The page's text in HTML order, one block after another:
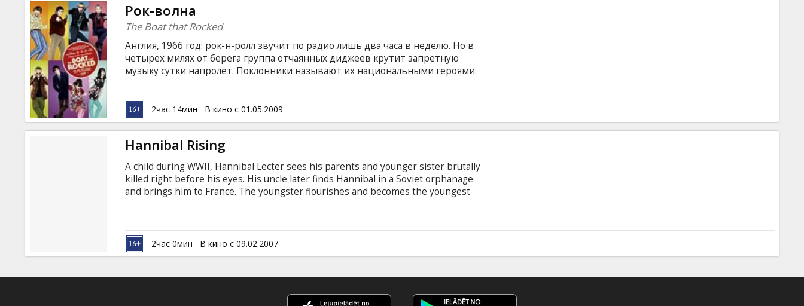
Рок-волна
The Boat that Rocked
Англия, 1966 год: рок-н-ролл звучит по радио лишь два часа в неделю. Но в
четырех милях от берега группа отчаянных диджеев крутит запретную
музыку сутки напролет. Поклонники называют их национальными героями.
врагами: чиновники любыми силами стараются прекратить вещание.
Радиопиратам приходится выбирать: бежать или наплевать на закон и
ждать последствий.
2час 14мин В кино с 01.05.2009
Hannibal Rising
A child during WWII, Hannibal Lecter sees his parents and younger sister brutally
killed right before his eyes. His uncle later finds Hannibal in a Soviet orphanage
and brings him to France. The youngster flourishes and becomes the youngest
Ivan Marevich, Aaron Thomas, Rhys Ifans Gong Li, Ingeborga Dapkunaite Directed
by Peter Webber Movie in English with subtitles in Latvian and Russian.
2час 0мин В кино с 09.02.2007